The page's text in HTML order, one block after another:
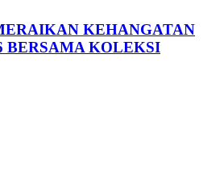
KEHANGATAN
BERSAMA KOLEKSI